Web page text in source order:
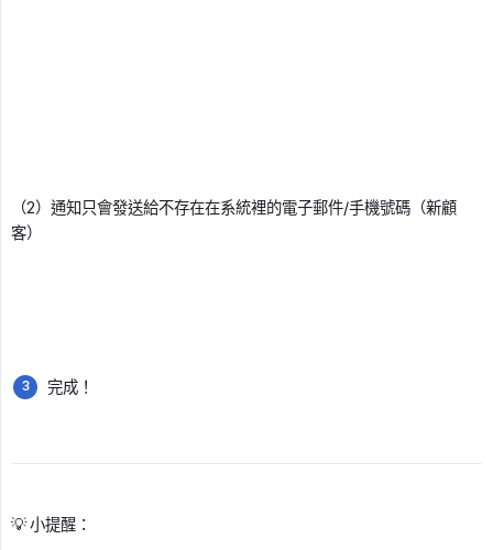
（2）通知只會發送給不存在在系統裡的電子郵件/手機號碼（新顧
客）
完成！
💡 小提醒：